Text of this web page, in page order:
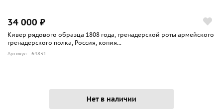
34 000 ₽
Кивер рядового образца 1808 года, гренадерской роты армейского
гренадерского полка, Россия, копия...
Артикул: 64831
Нет в наличии